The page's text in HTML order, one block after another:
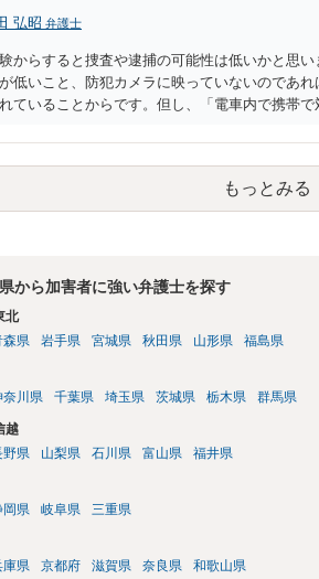
弘昭 弁護士
からすると捜査や逮捕の可能性は低いかと思
低いこと、防犯カメラに映っていないのであ
ていることからです。但し、「電車内で携帯
的姿態等撮影罪の被疑事実で逮捕勾留される
不起訴ないし各都道府県の迷惑防止条例違反
もっとみる
から加害者に強い弁護士を探す
北
森県 岩手県 宮城県 秋田県 山形県 福島県
奈川県 千葉県 埼玉県 茨城県 栃木県 群馬県
越
野県 山梨県 石川県 富山県 福井県
岡県 岐阜県 三重県
庫県 京都府 滋賀県 奈良県 和歌山県